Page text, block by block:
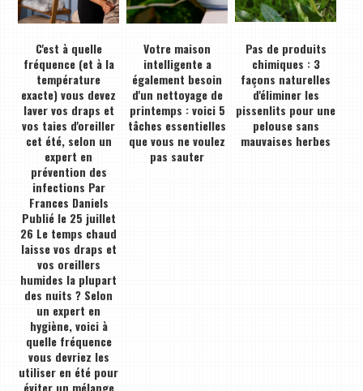
C'est à quelle
fréquence (et à la
température
exacte) vous devez
laver vos draps et
vos taies d'oreiller
cet été, selon un
expert en
prévention des
infections Par
Frances Daniels
Publié le 25 juillet
26 Le temps chaud
laisse vos draps et
vos oreillers
humides la plupart
des nuits ? Selon
un expert en
hygiène, voici à
quelle fréquence
vous devriez les
utiliser en été pour
éviter un mélange
Votre maison
intelligente a
également besoin
d'un nettoyage de
printemps : voici 5
tâches essentielles
que vous ne voulez
pas sauter
Pas de produits
chimiques : 3
façons naturelles
d'éliminer les
pissenlits pour une
pelouse sans
mauvaises herbes